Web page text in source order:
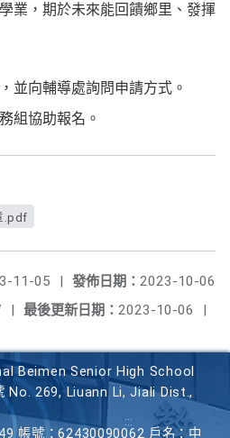
業，期於未來能回饋鄉里、發揮
並向輔導處詢問申請方式。
組協助報名。
.pdf
發佈日期： 2023-10-06
11-05
|
最後更新日期： 2023-10-06 |
|
Beimen Senior High School
No. 269, Liuann Li, Jiali Dist.,
帳號：62430090062 戶名：中